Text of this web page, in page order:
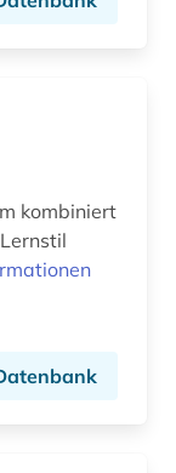
kombiniert